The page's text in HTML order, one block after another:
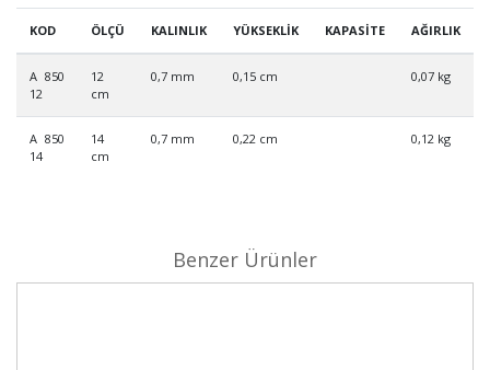
KOD ÖLÇÜ KALINLIK YÜKSEKLİK KAPASİTE AĞIRLIK
A 850
12
12
cm
0,7 mm 0,15 cm 0,07 kg
A 850
14
14
cm
0,7 mm 0,22 cm 0,12 kg
Benzer Ürünler